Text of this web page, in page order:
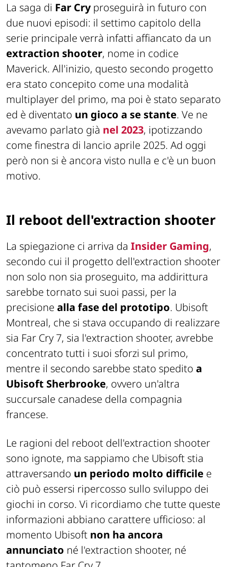
La saga di Far Cryproseguirà in futuro con
due nuovi episodi: il settimo capitolo della
serie principale verrà infatti affiancato da un
extraction shooter, nome in codice
Maverick. All'inizio, questo secondo progetto
era stato concepito come una modalità
multiplayer del primo, ma poi è stato separato
ed è diventato un gioco a se stante. Ve ne
avevamo parlato già nel 2023, ipotizzando
come finestra di lancio aprile 2025. Ad oggi
però non si è ancora visto nulla e c'è un buon
motivo.
Il reboot dell'extraction shooter
La spiegazione ci arriva da Insider Gaming,
secondo cui il progetto dell'extraction shooter
non solo non sia proseguito, ma addirittura
sarebbe tornato sui suoi passi, per la
precisione alla fase del prototipo. Ubisoft
Montreal, che si stava occupando di realizzare
sia Far Cry 7, sia l'extraction shooter, avrebbe
concentrato tutti i suoi sforzi sul primo,
mentre il secondo sarebbe stato spedito a
Ubisoft Sherbrooke, ovvero un'altra
succursale canadese della compagnia
francese.
Le ragioni del reboot dell'extraction shooter
sono ignote, ma sappiamo che Ubisoft stia
attraversando un periodo molto difficile e
ciò può essersi ripercosso sullo sviluppo dei
giochi in corso. Vi ricordiamo che tutte queste
informazioni abbiano carattere ufficioso: al
momento Ubisoft non ha ancora
annunciato né l'extraction shooter, né